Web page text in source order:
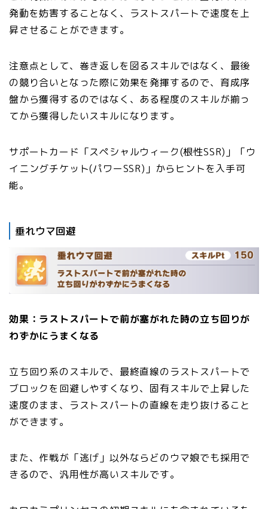
発動を妨害することなく、ラストスパートで速度を上
昇させることができます。
注意点として、巻き返しを図るスキルではなく、最後
の競り合いとなった際に効果を発揮するので、育成序
盤から獲得するのではなく、ある程度のスキルが揃っ
てから獲得したいスキルになります。
サポートカード「スペシャルウィーク(根性SSR)」「ウ
イニングチケット(パワーSSR)」からヒントを入手可
能。
垂れウマ回避
効果：ラストスパートで前が塞がれた時の立ち回りが
わずかにうまくなる
立ち回り系のスキルで、最終直線のラストスパートで
ブロックを回避しやすくなり、固有スキルで上昇した
速度のまま、ラストスパートの直線を走り抜けること
ができます。
また、作戦が「逃げ」以外ならどのウマ娘でも採用で
きるので、汎用性が高いスキルです。